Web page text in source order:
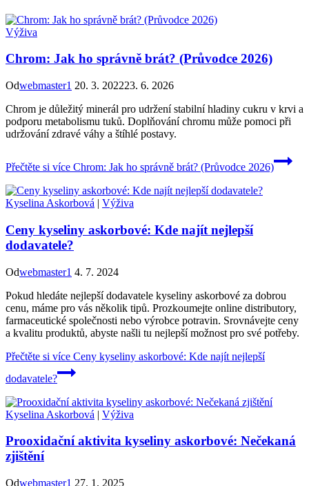
Výživa
Chrom: Jak ho správně brát? (Průvodce 2026)
Odwebmaster1 20. 3. 202223. 6. 2026
Chrom je důležitý minerál pro udržení stabilní hladiny cukru v krvi a
podporu metabolismu tuků. Doplňování chromu může pomoci při
udržování zdravé váhy a štíhlé postavy.
Přečtěte si více Chrom: Jak ho správně brát? (Průvodce 2026)
Kyselina Askorbová | Výživa
Ceny kyseliny askorbové: Kde najít nejlepší
dodavatele?
Odwebmaster1 4. 7. 2024
Pokud hledáte nejlepší dodavatele kyseliny askorbové za dobrou
cenu, máme pro vás několik tipů. Prozkoumejte online distributory,
farmaceutické společnosti nebo výrobce potravin. Srovnávejte ceny
a kvalitu produktů, abyste našli tu nejlepší možnost pro své potřeby.
Přečtěte si více Ceny kyseliny askorbové: Kde najít nejlepší
dodavatele?
Kyselina Askorbová | Výživa
Prooxidační aktivita kyseliny askorbové: Nečekaná
zjištění
Odwebmaster1 27. 1. 2025